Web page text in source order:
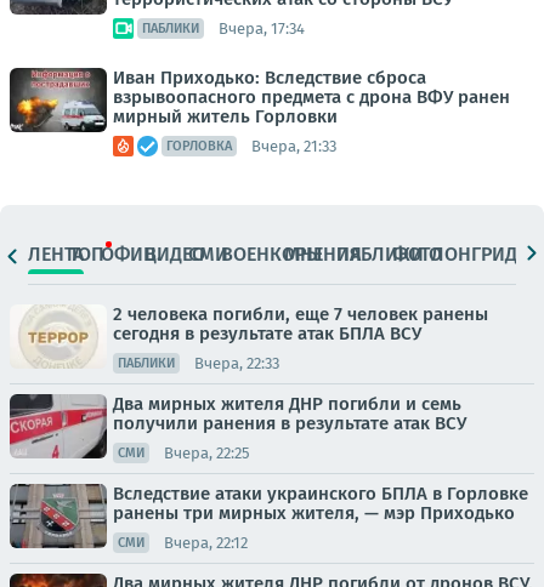
ПАБЛИКИ Вчера, 17:34
Иван Приходько: Вследствие сброса
взрывоопасного предмета с дрона ВФУ ранен
мирный житель Горловки
ГОРЛОВКА Вчера, 21:33
ЛЕНТАТОПОФИЦ.ВИДЕОСМИВОЕНКОРЫМНЕНИЯПАБЛИКИ
ФОТОЛОНГРИДЫ
2 человека погибли, еще 7 человек ранены
сегодня в результате атак БПЛА ВСУ
ПАБЛИКИ Вчера, 22:33
Два мирных жителя ДНР погибли и семь
получили ранения в результате атак ВСУ
СМИ Вчера, 22:25
Вследствие атаки украинского БПЛА в Горловке
ранены три мирных жителя, — мэр Приходько
СМИ Вчера, 22:12